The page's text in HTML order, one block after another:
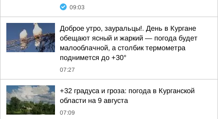
09:03
Доброе утро, зауральцы!. День в Кургане
обещают ясный и жаркий — погода будет
малооблачной, а столбик термометра
поднимется до +30°
07:27
+32 градуса и гроза: погода в Курганской
области на 9 августа
07:09